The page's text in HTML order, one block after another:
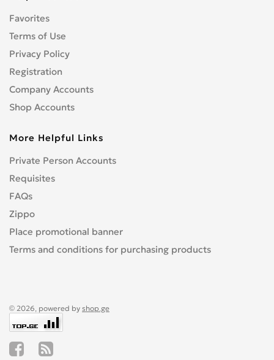
Favorites
Terms of Use
Privacy Policy
Registration
Company Accounts
Shop Accounts
More Helpful Links
Private Person Accounts
Requisites
FAQs
Zippo
Place promotional banner
Terms and conditions for purchasing products
© 2026, powered by shop.ge